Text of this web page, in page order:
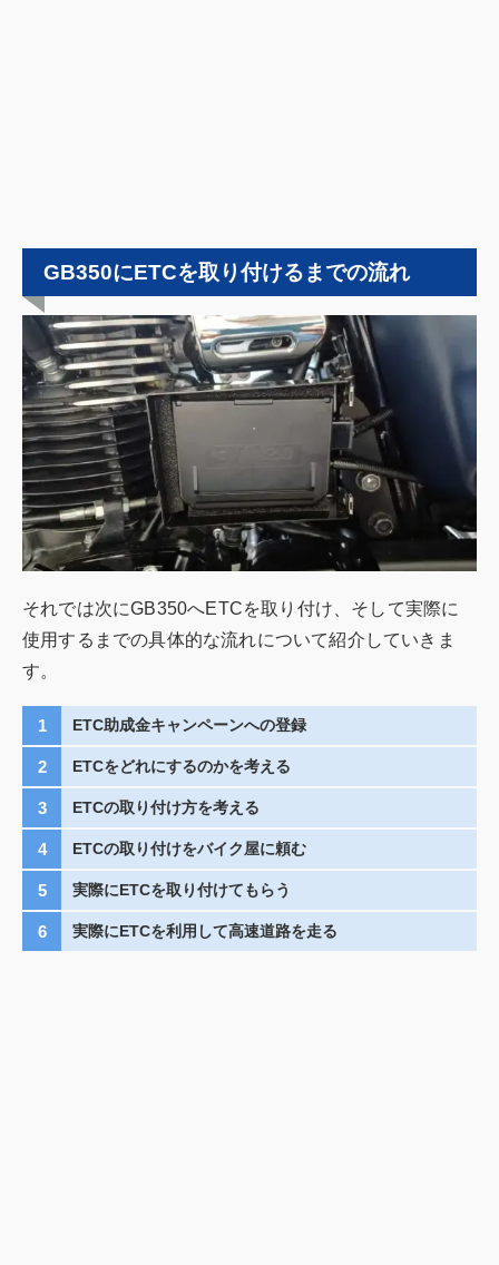
GB350にETCを取り付けるまでの流れ
それでは次にGB350へETCを取り付け、そして実際に
使用するまでの具体的な流れについて紹介していきま
す。
ETC助成金キャンペーンへの登録
ETCをどれにするのかを考える
ETCの取り付け方を考える
ETCの取り付けをバイク屋に頼む
実際にETCを取り付けてもらう
実際にETCを利用して高速道路を走る